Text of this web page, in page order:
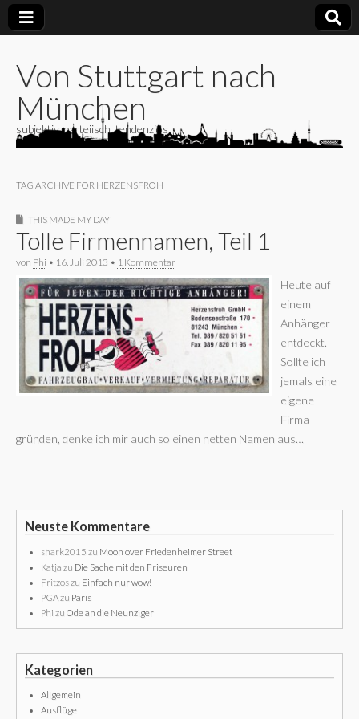
Von Stuttgart nach
München
subjektiv, parteiisch, tendenziös
TAG ARCHIVE FOR HERZENSFROH
THIS MADE MY DAY
Tolle Firmennamen, Teil 1
von Phi • 16. Juli 2013 • 1 Kommentar
Heute auf
einem
Anhänger
entdeckt.
Sollte ich
jemals eine
eigene
Firma
gründen, denke ich mir auch so einen netten Namen aus…
Neuste Kommentare
shark2015 zu Moon over Friedenheimer Street
Katja zu Die Sache mit den Friseuren
Fritzoszu Einfach nur wow!
PGAzu Paris
Phi zu Ode an die Neunziger
Kategorien
Allgemein
Ausflüge